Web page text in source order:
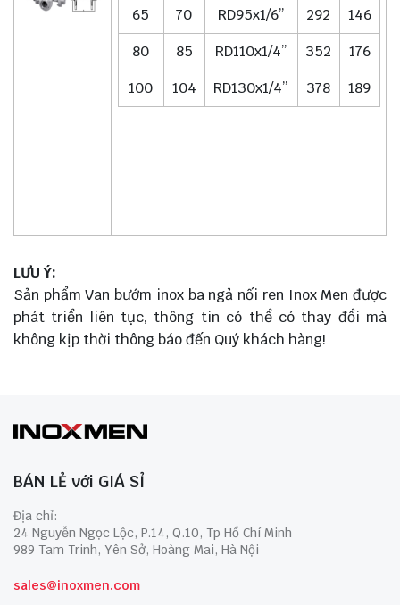
65
70 RD95x1/6” 292
146
80
85 RD110x1/4” 352
176
100
104 RD130x1/4” 378 189
LƯU Ý:
Sản phẩm Van bướm inox ba ngả nối ren Inox Men được
phát triển liên tục, thông tin có thể có thay đổi mà
không kịp thời thông báo đến Quý khách hàng!
BÁN LẺ với GIÁ SỈ
Địa chỉ:
24 Nguyễn Ngọc Lộc, P.14, Q.10, Tp Hồ Chí Minh
989 Tam Trinh, Yên Sở, Hoàng Mai, Hà Nội
sales@inoxmen.com